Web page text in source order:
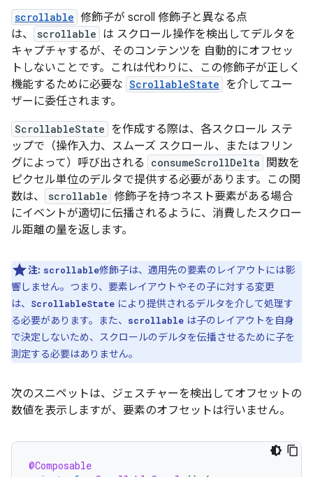
scrollable 修飾子が scroll 修飾子と異なる点
は、
scrollable は スクロール操作を検出してデルタを
キャプチャするが、そのコンテンツを 自動的にオフセッ
トしないことです。これは代わりに、この修飾子が正しく
機能するために必要な ScrollableState を介してユー
ザーに委任されます。
ScrollableState を作成する際は、各スクロール ステ
ップで（操作入力、スムーズ スクロール、またはフリン
グによって）呼び出される
consumeScrollDelta
関数を
ピクセル単位のデルタで提供する必要があります。この関
数は、
scrollable 修飾子を持つネスト要素がある場合
にイベントが適切に伝播されるように、消費したスクロー
ル距離の量を返します。
注: scrollable修飾子は、適用先の要素のレイアウトには影
響しません。つまり、要素レイアウトやその子に対する変更
は、
ScrollableState により提供されるデルタを介して処理す
る必要があります。また、
scrollable は子のレイアウトを自身
で決定しないため、スクロールのデルタを伝播させるために子を
測定する必要はありません。
次のスニペットは、ジェスチャーを検出してオフセットの
数値を表示しますが、要素のオフセットは行いません。
@Composable